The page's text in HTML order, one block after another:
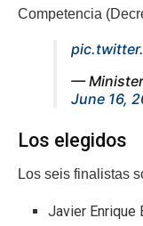
Competencia
—
June 16,
Los elegidos
Los seis finalistas
Javier Enrique